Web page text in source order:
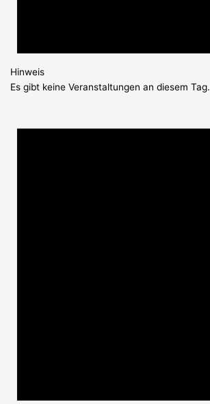
Hinweis
Es gibt keine Veranstaltungen an diesem Tag.